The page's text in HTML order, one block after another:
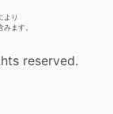
より
ます。
reserved.